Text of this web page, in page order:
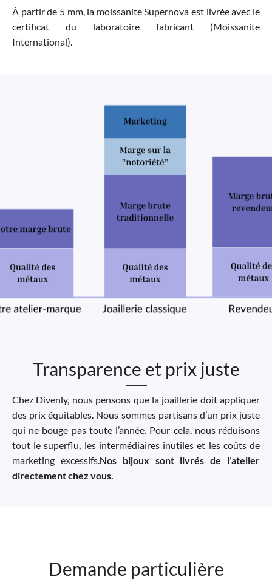
À partir de 5 mm, la moissanite Supernova est livrée avec le
certificat du laboratoire fabricant (Moissanite
International).
Transparence et prix juste
Chez Divenly, nous pensons que la joaillerie doit appliquer
des prix équitables. Nous sommes partisans d’un prix juste
qui ne bouge pas toute l’année. Pour cela, nous réduisons
tout le superflu, les intermédiaires inutiles et les coûts de
marketing excessifs. Nos bijoux sont livrés de l’atelier
directement chez vous.
Demande particulière